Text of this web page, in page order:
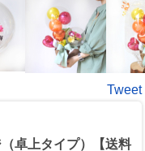
Tweet
卓上タイプ）【送料